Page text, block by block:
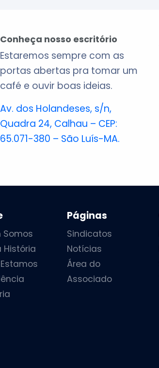
Conheça nosso escritório
Estaremos sempre com as
portas abertas pra tomar um
café e ouvir boas ideias.
Av. dos Holandeses, s/n,
Quadra 24, Calhau – CEP:
65.071-380 – São Luís-MA.
Somos
História
Páginas
Sindicatos
Notícias
Área do
Associado